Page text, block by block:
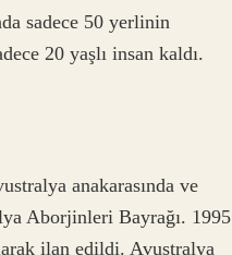
sadece 50 yerlinin
20 yaşlı insan kaldı.
anakarasında ve
Aborjinleri Bayrağı. 1995
ilan edildi. Avustralya